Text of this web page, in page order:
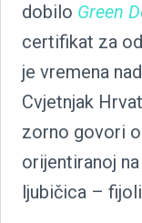
dobilo Green
certifikat za
je vremena
Cvjetnjak
zorno govori o
orijentiranoj
ljubičica –